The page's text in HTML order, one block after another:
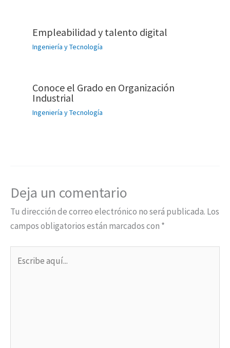
Empleabilidad y talento digital
Ingeniería y Tecnología
Conoce el Grado en Organización
Industrial
Ingeniería y Tecnología
Deja un comentario
Tu dirección de correo electrónico no será publicada. Los
campos obligatorios están marcados con *
aquí...